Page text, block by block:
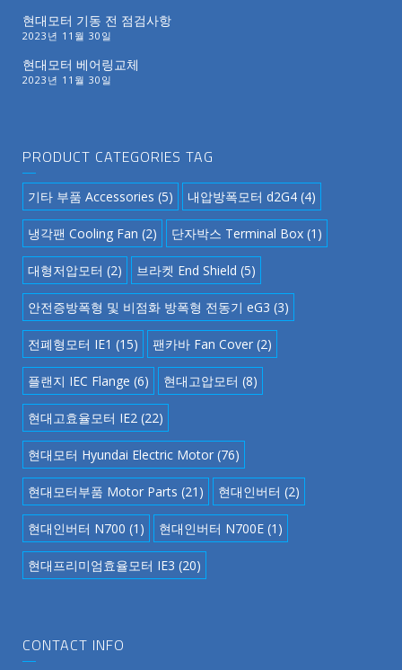
현대모터 기동 전 점검사항
2023년 11월 30일
현대모터 베어링교체
2023년 11월 30일
PRODUCT CATEGORIES TAG
기타 부품 Accessories (5) 내압방폭모터 d2G4 (4)
냉각팬 Cooling Fan (2) 단자박스 Terminal Box (1)
대형저압모터 (2) 브라켓 End Shield (5)
안전증방폭형 및 비점화 방폭형 전동기 eG3 (3)
전폐형모터 IE1 (15) 팬카바 Fan Cover (2)
플랜지 IEC Flange (6) 현대고압모터 (8)
현대고효율모터 IE2 (22)
현대모터 Hyundai Electric Motor (76)
현대모터부품 Motor Parts (21) 현대인버터 (2)
현대인버터 N700 (1) 현대인버터 N700E (1)
현대프리미엄효율모터 IE3 (20)
CONTACT INFO